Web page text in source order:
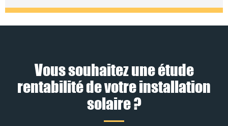
Vous souhaitez une étude
rentabilité de votre installation
solaire ?